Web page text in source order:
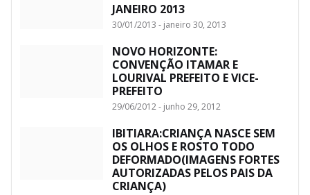
JANEIRO 2013
30/01/2013 - janeiro 30, 2013
NOVO HORIZONTE:
CONVENÇÃO ITAMAR E
LOURIVAL PREFEITO E VICE-
PREFEITO
29/06/2012 - junho 29, 2012
IBITIARA:CRIANÇA NASCE SEM
OS OLHOS E ROSTO TODO
DEFORMADO(IMAGENS FORTES
AUTORIZADAS PELOS PAIS DA
CRIANÇA)